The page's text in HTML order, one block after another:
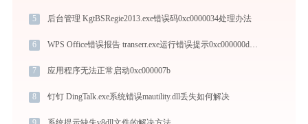
5 后台管理 KgtBSRegie2013.exe错误码0xc0000034处理办法
6 WPS Office错误报告 transerr.exe运行错误提示0xc000000d的解决办法
7 应用程序无法正常启动0xc000007b
8 钉钉 DingTalk.exe系统错误mautility.dll丢失如何解决